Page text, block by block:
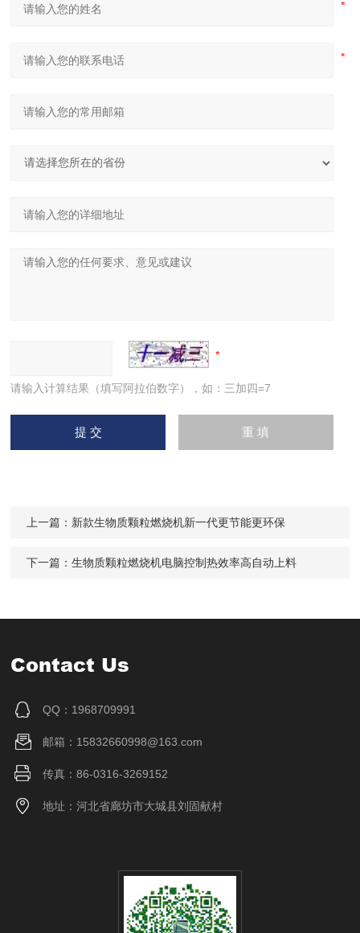
请输入计算结果（填写阿拉伯数字），如：三加四=7
上一篇： 新款生物质颗粒燃烧机新一代更节能更环保
下一篇：生物质颗粒燃烧机电脑控制热效率高自动上料
Contact Us
QQ：1968709991
邮箱：15832660998@163.com
传真：86-0316-3269152
地址：河北省廊坊市大城县刘固献村